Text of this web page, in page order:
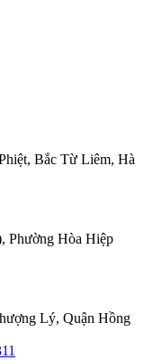
Bắc Từ Liêm, Hà
Phường Hòa Hiệp
Lý, Quận Hồng